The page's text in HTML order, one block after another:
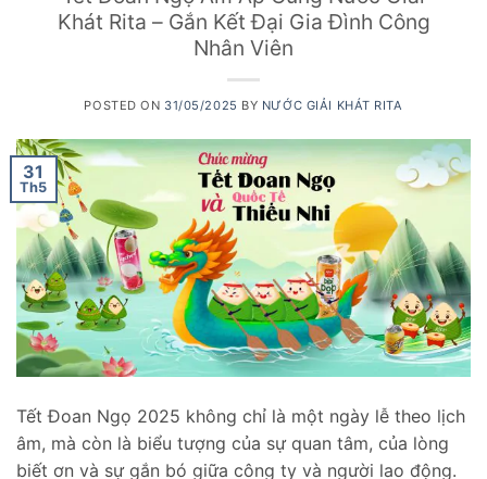
Khát Rita – Gắn Kết Đại Gia Đình Công
Nhân Viên
POSTED ON 31/05/2025 BY NƯỚC GIẢI KHÁT RITA
31
Th5
Tết Đoan Ngọ 2025 không chỉ là một ngày lễ theo lịch
âm, mà còn là biểu tượng của sự quan tâm, của lòng
biết ơn và sự gắn bó giữa công ty và người lao động.